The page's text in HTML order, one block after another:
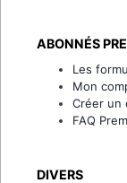
ABONNÉS
Les
Mon
Créer un
FAQ
DIVERS